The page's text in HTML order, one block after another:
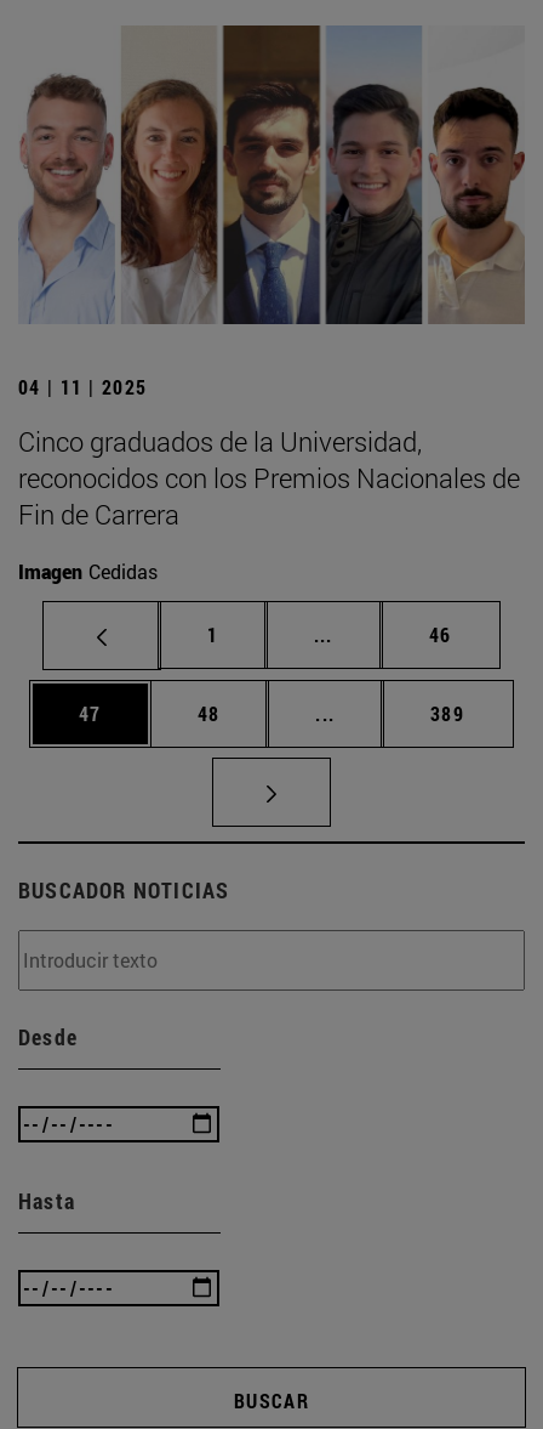
04 | 11 | 2025
Cinco graduados de la Universidad,
reconocidos con los Premios Nacionales de
Fin de Carrera
Imagen Cedidas
Página
1 ... Páginas intermedias
Página
46
Página
47 Página
48 ... Páginas intermedias
Página
389
BUSCADOR NOTICIAS
Desde
Hasta
BUSCAR